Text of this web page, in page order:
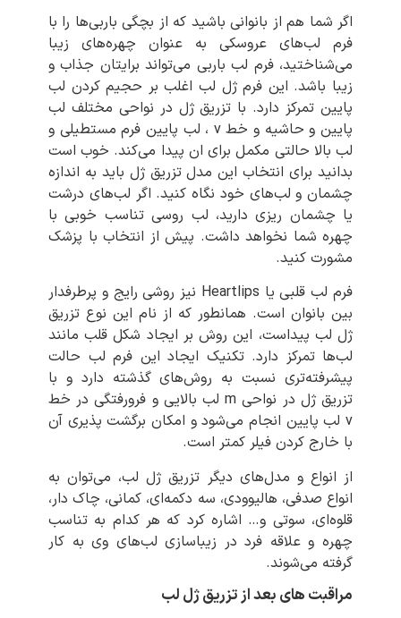
اگر شما هم از بانوانی باشید که از بچگی باربی‌ها را با
فرم لب‌های عروسکی به عنوان چهره‌های زیبا
می‌شناختید، فرم لب باربی می‌تواند برایتان جذاب و
زیبا باشد. این فرم ژل لب اغلب بر حجیم کردن لب
پایین تمرکز دارد. با تزریق ژل در نواحی مختلف لب
پایین و حاشیه و خط v ، لب پایین فرم مستطیلی و
لب بالا حالتی مکمل برای ان پیدا می‌کند. خوب است
بدانید برای انتخاب این مدل تزریق ژل باید به اندازه
چشمان و لب‌های خود نگاه کنید. اگر لب‌های درشت
یا چشمان ریزی دارید، لب روسی تناسب خوبی با
چهره شما نخواهد داشت‌. پیش از انتخاب با پزشک
مشورت کنید.
فرم لب قلبی یا Heartlips نیز روشی رایج و پرطرفدار
بین بانوان است. همانطور که از نام این نوع تزریق
ژل لب پیداست، این روش بر ایجاد شکل قلب مانند
لب‌ها تمرکز دارد. تکنیک ایجاد این فرم لب حالت
پیشرفته‌تری نسبت به روش‌های گذشته دارد و با
تزریق ژل در نواحی m لب بالایی و فرورفتگی در خط
v لب پایین انجام می‌شود و امکان برگشت پذیری آن
با خارج کردن فیلر کمتر است.
از انواع و مدل‌های دیگر تزریق ژل لب، می‌توان به
انواع صدفی، هالیوودی، سه دکمه‌ای، کمانی، چاک دار،
قلوه‌ای، سوتی و… اشاره کرد که هر کدام به تناسب
چهره و علاقه فرد در زیباسازی لب‌های وی به کار
گرفته می‌شوند.
مراقبت های بعد از تزریق ژل لب